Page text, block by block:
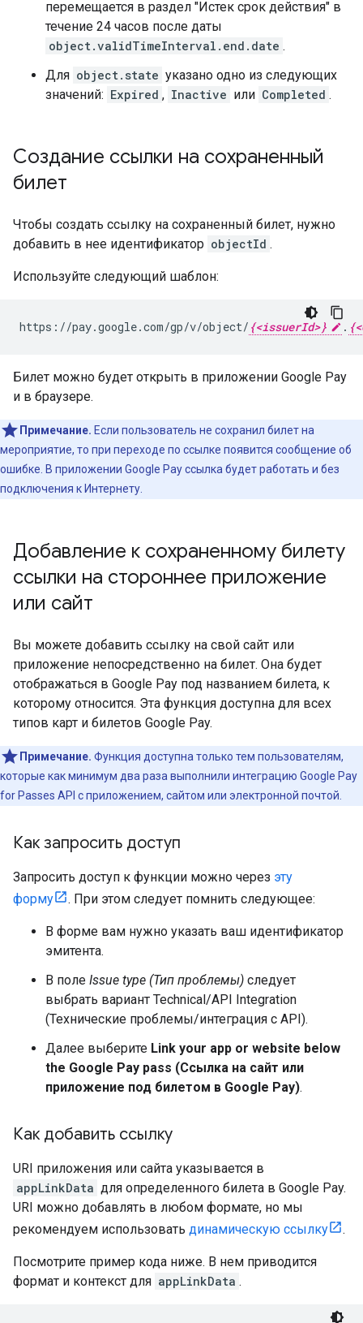
перемещается в раздел "Истек срок действия" в
течение 24 часов после даты
object.validTimeInterval.end.date .
Для object.state указано одно из следующих
значений: Expired , Inactive или Completed .
Создание ссылки на сохраненный
билет
Чтобы создать ссылку на сохраненный билет, нужно
добавить в нее идентификатор objectId .
Используйте следующий шаблон:
https://pay.google.com/gp/v/object/ {<issuerId>} .
Билет можно будет открыть в приложении Google Pay
и в браузере.
Примечание. Если пользователь не сохранил билет на
мероприятие, то при переходе по ссылке появится сообщение об
ошибке. В приложении Google Pay ссылка будет работать и без
подключения к Интернету.
Добавление к сохраненному билету
ссылки на стороннее приложение
или сайт
Вы можете добавить ссылку на свой сайт или
приложение непосредственно на билет. Она будет
отображаться в Google Pay под названием билета, к
которому относится. Эта функция доступна для всех
типов карт и билетов Google Pay.
Примечание. Функция доступна только тем пользователям,
которые как минимум два раза выполнили интеграцию Google Pay
for Passes API с приложением, сайтом или электронной почтой.
Как запросить доступ
Запросить доступ к функции можно через эту
форму
. При этом следует помнить следующее:
В форме вам нужно указать ваш идентификатор
эмитента.
В поле Issue type (Тип проблемы) следует
выбрать вариант Technical/API Integration
(Технические проблемы/интеграция с API).
Далее выберите Link your app or website below
the Google Pay pass (Ссылка на сайт или
приложение под билетом в Google Pay).
Как добавить ссылку
URI приложения или сайта указывается в
appLinkData для определенного билета в Google Pay.
URI можно добавлять в любом формате, но мы
рекомендуем использовать динамическую ссылку .
Посмотрите пример кода ниже. В нем приводится
формат и контекст для appLinkData .